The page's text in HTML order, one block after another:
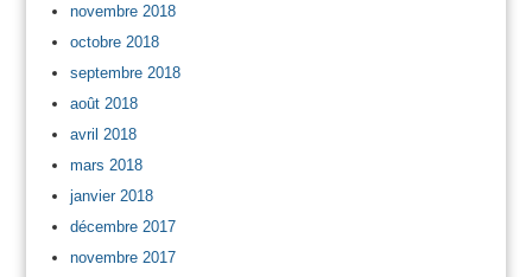
novembre 2018
octobre 2018
septembre 2018
août 2018
avril 2018
mars 2018
janvier 2018
décembre 2017
novembre 2017